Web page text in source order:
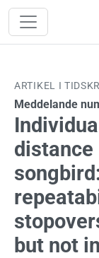
Hoppa till
ARTIKEL I
Meddelande
but not